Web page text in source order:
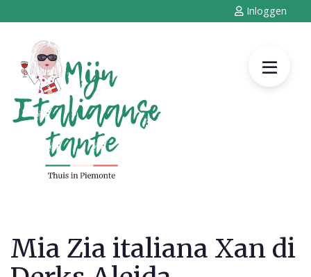
Inloggen
Mia Zia italiana Xan di